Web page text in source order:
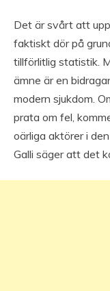
Det är svårt att
faktiskt dör på
tillförlitlig statistik.
ämne är en
modern sjukdom.
prata om fel,
oärliga aktörer i
Galli säger att det